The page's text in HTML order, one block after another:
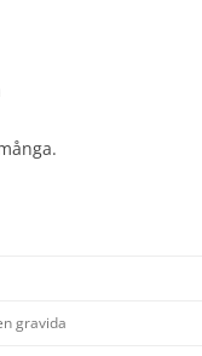
gravida